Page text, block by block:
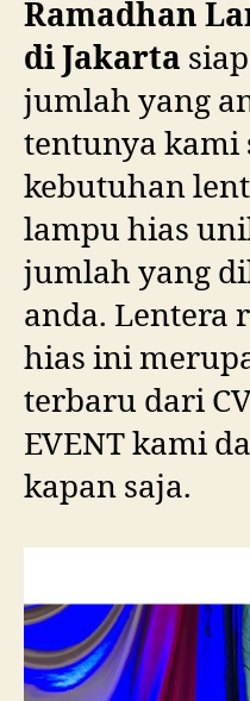
Ramadhan
di Jakarta
jumlah yang
tentunya kami
kebutuhan
lampu hias
jumlah yang
anda. Lentera
hias ini
terbaru dari CV
EVENT kami
kapan saja.